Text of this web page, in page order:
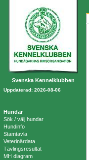
Svenska Kennelklubben
Uppdaterad: 2026-08-06
Hundar
Sök / välj hundar
Hundinfo
Stamtavla
Veterinärdata
Tävlingsresultat
MH diagram